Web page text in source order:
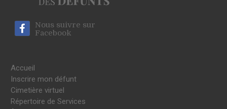
Nous suivre sur
Facebook
Accueil
Inscrire mon défunt
Cimetière virtuel
Répertoire de Services